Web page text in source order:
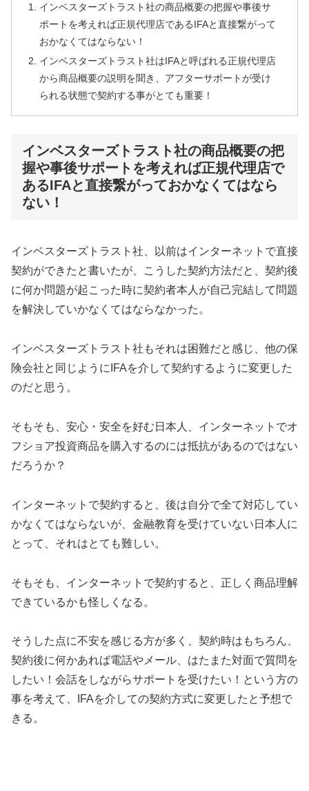
インベスターズトラスト社の商品概要の把握や事後サ
ポートを考えれば正規代理店であるIFAと直接繋がって
おかなくてはならない！
インベスターズトラスト社はIFAと呼ばれる正規代理店
から商品概要の説明を聞き、アフターサポートが受け
られる状態で契約する事がとても重要！
インベスターズトラスト社の商品概要の把
握や事後サポートを考えれば正規代理店で
あるIFAと直接繋がっておかなくてはなら
ない！
インベスターズトラスト社、以前はインターネットで直接
契約ができたと書いたが、こうした契約方法だと、契約後
に何か問題が起こった時に契約者本人が自己完結して問題
を解決していかなくてはならなかった。
インベスターズトラスト社もそれは困難だと感じ、他の保
険会社と同じようにIFAを介して契約するように変更した
のだと思う。
そもそも、安心・安全を好む日本人、インターネットでオ
フショア投資商品を購入するのには抵抗があるのではない
だろうか？
インターネットで契約すると、後は自分で全て対応してい
かなくてはならないが、金融教育を受けていない日本人に
とって、それはとても難しい。
そもそも、インターネットで契約すると、正しく商品理解
できているかも怪しくなる。
そうした点に不安を感じる方が多く、契約時はもちろん、
契約後に何かあれば電話やメール、はたまた対面で質問を
したい！会話をしながらサポートを受けたい！という方の
事を考えて、IFAを介しての契約方式に変更したと予想で
きる。